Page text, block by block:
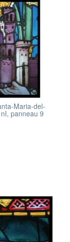
Maria-del-
panneau 9